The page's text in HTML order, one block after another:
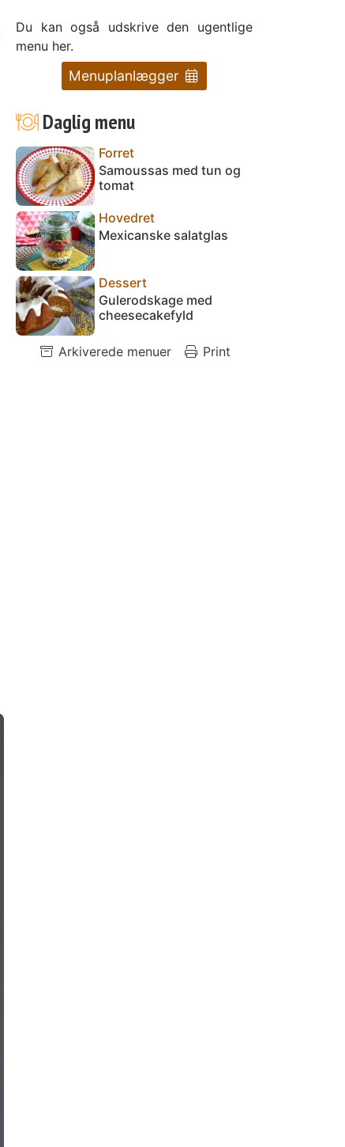
Du kan også udskrive den ugentlige
menu her.
Menuplanlægger
Daglig menu
Forret
Samoussas med tun og
tomat
Hovedret
Mexicanske salatglas
Dessert
Gulerodskage med
cheesecakefyld
Arkiverede menuer Print